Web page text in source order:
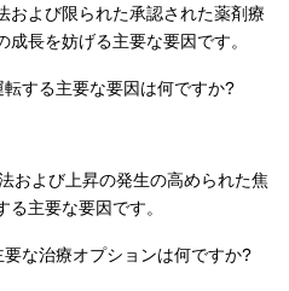
および限られた承認された薬剤療
長を妨げる主要な要因です。
する主要な要因は何ですか?
および上昇の発生の高められた焦
主要な要因です。
な治療オプションは何ですか?